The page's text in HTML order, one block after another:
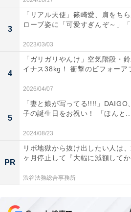
3
「リアル天使」篠崎愛、肩をち
ローブ姿に「可愛すぎんぞ～」
2023/03/03
4
「ガリガリやんけ」空気階段・
イナス38kg！ 衝撃のビフォーア
2026/04/07
5
「妻と娘が写ってる!!!!」DAIGO
子の誕生日をお祝い！ 「ほんと
2024/08/23
PR
リボ地獄から抜け出したい人は
ヶ月停止して『大幅に減額して
渋谷法務総合事務所